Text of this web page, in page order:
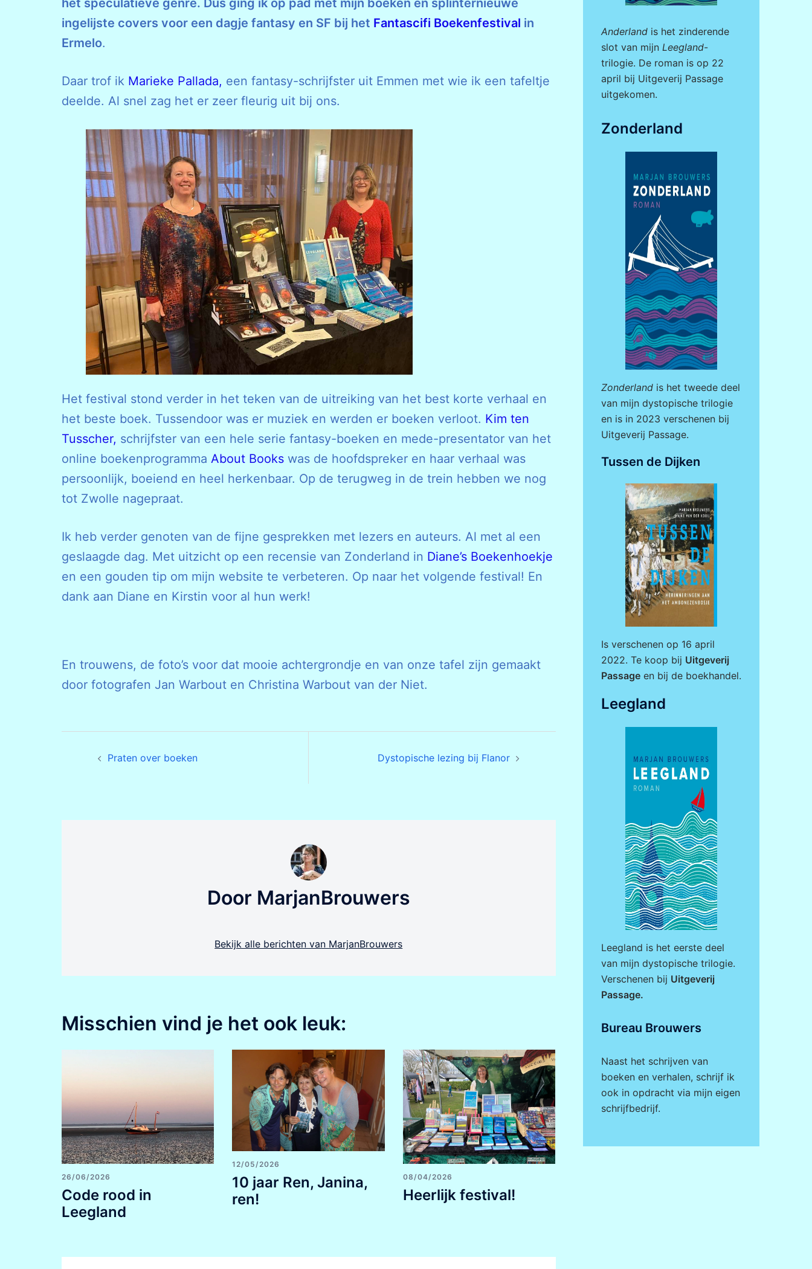
ingelijste covers voor een dagje fantasy en SF bij het Fantascifi Boekenfestival in
Ermelo.
Daar trof ik Marieke Pallada, een fantasy-schrijfster uit Emmen met wie ik een tafeltje
deelde. Al snel zag het er zeer fleurig uit bij ons.
Het festival stond verder in het teken van de uitreiking van het best korte verhaal en
het beste boek. Tussendoor was er muziek en werden er boeken verloot. Kim ten
Tusscher, schrijfster van een hele serie fantasy-boeken en mede-presentator van het
online boekenprogramma About Books was de hoofdspreker en haar verhaal was
persoonlijk, boeiend en heel herkenbaar. Op de terugweg in de trein hebben we nog
tot Zwolle nagepraat.
Ik heb verder genoten van de fijne gesprekken met lezers en auteurs. Al met al een
geslaagde dag. Met uitzicht op een recensie van Zonderland in Diane’s Boekenhoekje
en een gouden tip om mijn website te verbeteren. Op naar het volgende festival! En
dank aan Diane en Kirstin voor al hun werk!
En trouwens, de foto’s voor dat mooie achtergrondje en van onze tafel zijn gemaakt
door fotografen Jan Warbout en Christina Warbout van der Niet.
Praten over boeken Dystopische lezing bij Flanor
Door MarjanBrouwers
Bekijk alle berichten van MarjanBrouwers
Misschien vind je het ook leuk:
26/06/2026
Code rood in
Leegland
12/05/2026
10 jaar Ren, Janina,
ren!
08/04/2026
Heerlijk festival!
Anderlandis het zinderende
slot van mijn Leegland-
trilogie. De roman is op 22
april bij Uitgeverij Passage
uitgekomen.
Zonderland
Zonderlandis het tweede deel
van mijn dystopische trilogie
en is in 2023 verschenen bij
Uitgeverij Passage.
Tussen de Dijken
Is verschenen op 16 april
2022. Te koop bij Uitgeverij
Passageen bij de boekhandel.
Leegland
Leegland is het eerste deel
van mijn dystopische trilogie.
Verschenen bij Uitgeverij
Passage.
Bureau Brouwers
Naast het schrijven van
boeken en verhalen, schrijf ik
ook in opdracht via mijn eigen
schrijfbedrijf.